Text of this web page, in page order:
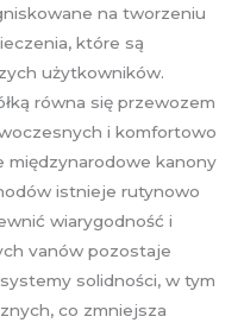
na tworzeniu
które są
użytkowników.
równa się przewozem
i komfortowo
międzynarodowe kanony
istnieje rutynowo
wiarygodność i
vanów pozostaje
solidności, w tym
co zmniejsza